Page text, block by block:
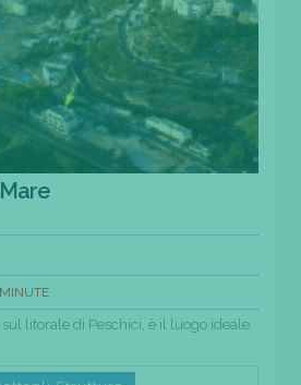
litorale di Peschici, è il luogo ideale